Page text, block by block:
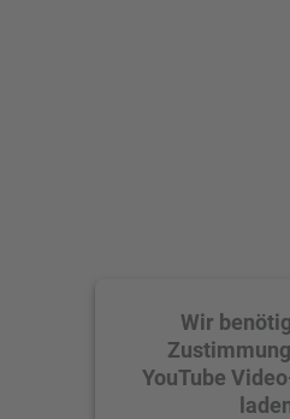
Wir
YouTube